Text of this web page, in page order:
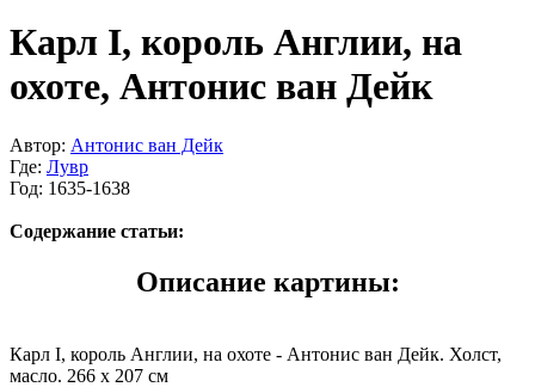
Карл I, король Англии, на
охоте, Антонис ван Дейк
Автор: Антонис ван Дейк
Где: Лувр
Год: 1635-1638
Содержание статьи:
Описание картины:
Карл I, король Англии, на охоте - Антонис ван Дейк. Холст,
масло. 266 x 207 см